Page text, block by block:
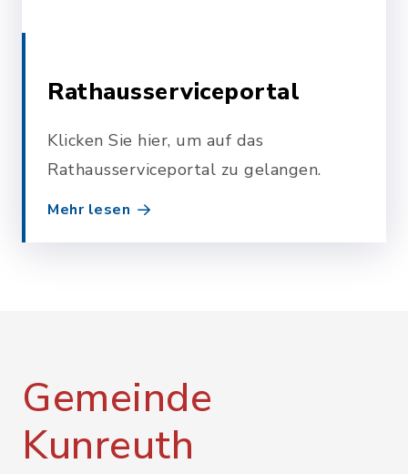
Rathausserviceportal
Klicken Sie hier, um auf das
Rathausserviceportal zu gelangen.
Mehr lesen
Gemeinde
Kunreuth